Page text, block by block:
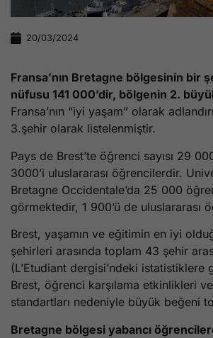
20/03/2024
Fransa’nın Bretagne bölgesinin bir
nüfusu 141 000’dir, bölgenin 2.
Fransa’nın “iyi yaşam” olarak
3.şehir olarak listelenmiştir.
Pays de Brest’te öğrenci sayısı 29
3000’i uluslararası öğrencilerdir.
Bretagne Occidentale’da 25 000
görmektedir, 1 900’ü de uluslararası
Brest, yaşamın ve eğitimin en iyi
şehirleri arasında toplam 43 şehir
(L’Etudiant dergisi’ndeki istatistiklere
Brest, öğrenci karşılama etkinlikleri
standartları nedeniyle büyük beğeni
Bretagne bölgesi yabancı